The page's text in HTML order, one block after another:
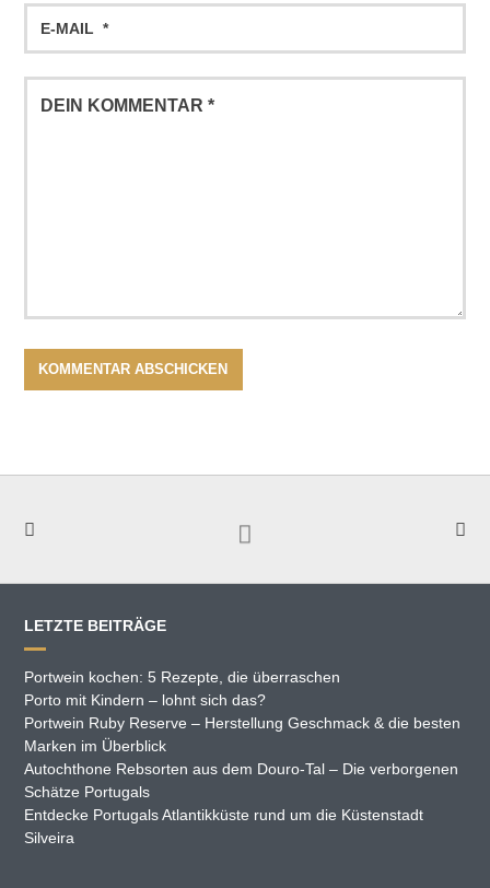
LETZTE BEITRÄGE
Portwein kochen: 5 Rezepte, die überraschen
Porto mit Kindern – lohnt sich das?
Portwein Ruby Reserve – Herstellung Geschmack & die besten
Marken im Überblick
Autochthone Rebsorten aus dem Douro-Tal – Die verborgenen
Schätze Portugals
Entdecke Portugals Atlantikküste rund um die Küstenstadt
Silveira